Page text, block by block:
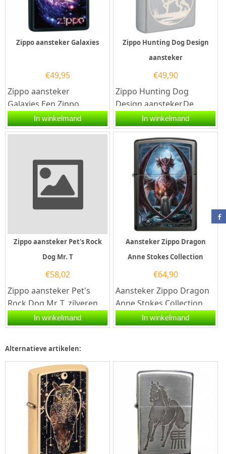
Zippo aansteker Galaxies
€49,95
Zippo aansteker
Galaxies.Een Zippo
aansteker is een
kwalitatief
In winkelmand
Zippo Hunting Dog Design
aansteker
€49,90
Zippo Hunting Dog
Design aansteker.De
Zippo Hunting Dog
Design aansteker heeft
een satin chrome...
In winkelmand
Zippo aansteker Pet's Rock
Dog Mr. T
€58,02
Zippo aansteker Pet's
Rock Dog Mr. T. zilveren
Zippo aansteker met een
street chrome...
In winkelmand
Aansteker Zippo Dragon
Anne Stokes Collection
€64,90
Aansteker Zippo Dragon
Anne Stokes Collection.
Deze Zippo aansteker is
aan de voorzijde
In winkelmand
Alternatieve artikelen: